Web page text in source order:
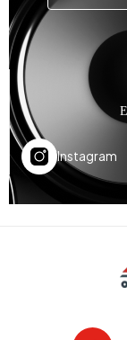
Instagram